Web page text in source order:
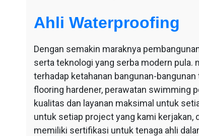
Ahli Waterproofing
Dengan semakin maraknya
serta teknologi yang serba modern
terhadap ketahanan bangunan-
flooring hardener, perawatan swimming
kualitas dan layanan maksimal untuk
untuk setiap project yang kami kerjakan,
memiliki sertifikasi untuk tenaga ahli